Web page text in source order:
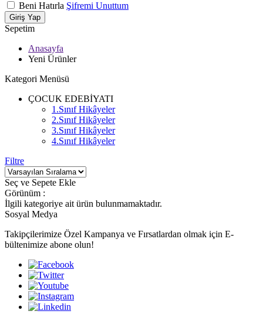
Beni Hatırla Şifremi Unuttum
Giriş Yap
Sepetim
Anasayfa
Yeni Ürünler
Kategori Menüsü
ÇOCUK EDEBİYATI
1.Sınıf Hikâyeler
2.Sınıf Hikâyeler
3.Sınıf Hikâyeler
4.Sınıf Hikâyeler
Filtre
Seç ve Sepete Ekle
Görünüm :
İlgili kategoriye ait ürün bulunmamaktadır.
Sosyal Medya
Takipçilerimize Özel Kampanya ve Fırsatlardan olmak için E-
bültenimize abone olun!